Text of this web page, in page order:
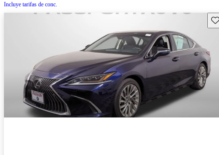
Incluye tarifas de conc.